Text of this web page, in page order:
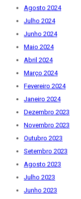
Agosto 2024
Julho 2024
Junho 2024
Maio 2024
Abril 2024
Março 2024
Fevereiro 2024
Janeiro 2024
Dezembro 2023
Novembro 2023
Outubro 2023
Setembro 2023
Agosto 2023
Julho 2023
Junho 2023